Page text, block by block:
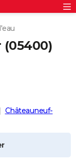
(05400)
Châteauneuf-